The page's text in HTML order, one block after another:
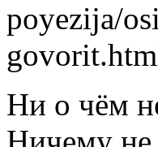
poyezija/
Ни о чём